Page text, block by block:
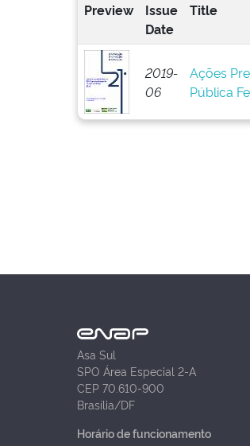
Preview
Issue
Date
Title
2019-
06
Ações
Pública
Asa Sul
SPO Área Especial 2-A
CEP 70.610-900
Brasília/DF
Horário de funcionamento